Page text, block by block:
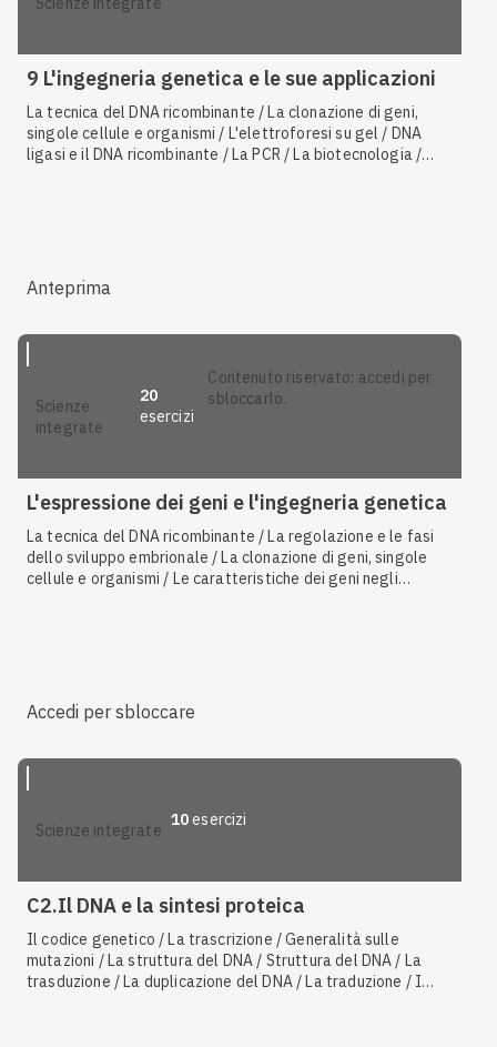
9 L'ingegneria genetica e le sue applicazioni
La tecnica del DNA ricombinante / La clonazione di geni,
singole cellule e organismi / L'elettroforesi su gel / DNA
ligasi e il DNA ricombinante / La PCR / La biotecnologia /
Anteprima
scienze
integrate
20
esercizi
contenuto riservato: accedi per
sbloccarlo.
L'espressione dei geni e l'ingegneria genetica
La tecnica del DNA ricombinante / La regolazione e le fasi
dello sviluppo embrionale / La clonazione di geni, singole
cellule e organismi / Le caratteristiche dei geni negli
/ La rigenerazione dei tessuti e le cellule staminali / I
plasmidi
Accedi per sbloccare
scienze integrate
10 esercizi
C2.Il DNA e la sintesi proteica
Il codice genetico / La trascrizione / Generalità sulle
mutazioni / La struttura del DNA / Struttura del DNA / La
trasduzione / La duplicazione del DNA / La traduzione / I